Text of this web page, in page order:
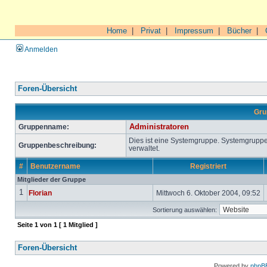
Home Privat Impressum Bücher|
Anmelden
Foren-Übersicht
Gruppenname:
Administratoren
Gruppenbeschreibung:
Dies ist eine Systemgruppe.
verwaltet.
# Benutzername Registriert
Mitglieder der Gruppe
1 Florian Mittwoch 6. Oktober 2004, 09:52
Sortierung auswählen:
Seite 1 von 1 [ 1 Mitglied ]
Foren-Übersicht